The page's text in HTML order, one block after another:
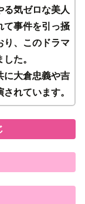
る気ゼロな美人
て事件を引っ掻
り、このドラマ
た。
に大倉忠義や吉
れています。